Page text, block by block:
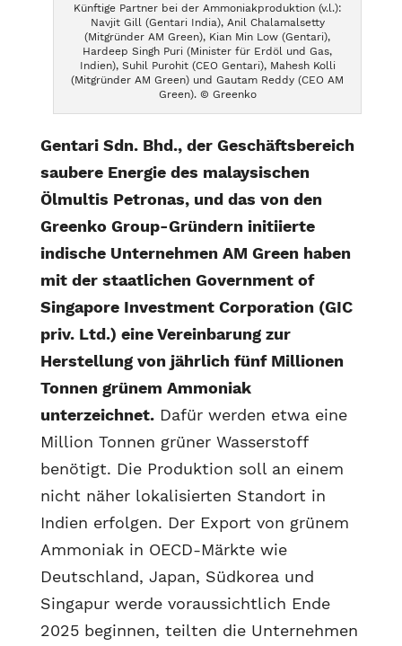
Künftige Partner bei der Ammoniakproduktion (v.l.):
Navjit Gill (Gentari India), Anil Chalamalsetty
(Mitgründer AM Green), Kian Min Low (Gentari),
Hardeep Singh Puri (Minister für Erdöl und Gas,
Indien), Suhil Purohit (CEO Gentari), Mahesh Kolli
(Mitgründer AM Green) und Gautam Reddy (CEO AM
Green). © Greenko
Gentari Sdn. Bhd., der Geschäftsbereich
saubere Energie des malaysischen
Ölmultis Petronas, und das von den
Greenko Group-Gründern initiierte
indische Unternehmen AM Green haben
mit der staatlichen Government of
Singapore Investment Corporation (GIC
priv. Ltd.) eine Vereinbarung zur
Herstellung von jährlich fünf Millionen
Tonnen grünem Ammoniak
unterzeichnet.Dafür werden etwa eine
Million Tonnen grüner Wasserstoff
benötigt. Die Produktion soll an einem
nicht näher lokalisierten Standort in
Indien erfolgen. Der Export von grünem
Ammoniak in OECD-Märkte wie
Deutschland, Japan, Südkorea und
Singapur werde voraussichtlich Ende
2025 beginnen, teilten die Unternehmen